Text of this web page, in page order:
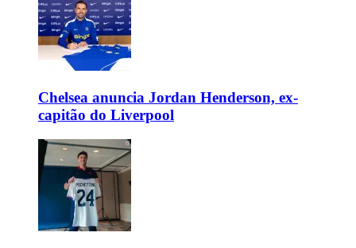
Chelsea anuncia Jordan Henderson, ex-
capitão do Liverpool